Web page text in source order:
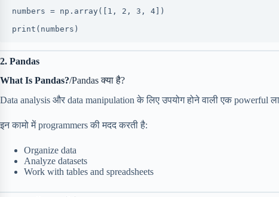
numbers = np.array([1, 2, 3, 4])
print(numbers)
2. Pandas
What Is Pandas?/Pandas क्या है?
Data analysis और data manipulation के लिए उपयोग होने वाली एक powerful
इन कामो में programmers की मदद करती है:
Organize data
Analyze datasets
Work with tables and spreadsheets